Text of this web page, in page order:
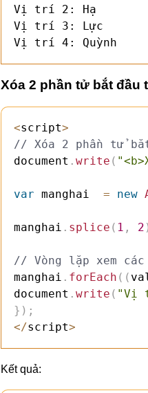
Vị trí 2: Hạ
Vị trí 3: Lực
Vị trí 4: Quỳnh
Xóa 2 phần tử bắt đầu
<script>
// Xóa 2 phần tử
document . write (
var manghai = new
manghai . splice ( 1 , 2
// Vòng lặp xem
manghai . forEach ( (
document . write ( "Vị
} ) ;
</script>
Kết quả: